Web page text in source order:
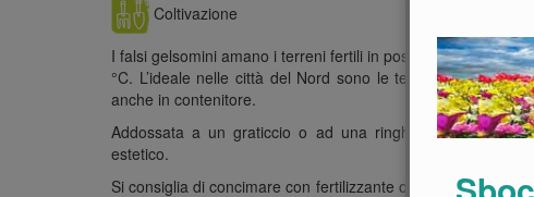
Coltivazione
I falsi gelsomini amano i terreni fertili in posizioni riparate, a
°C. L’ideale nelle città del Nord sono le terrazze calde e
anche in contenitore.
Addossata a un graticcio o ad una ringhiera, può
estetico.
Si consiglia di concimare con fertilizzante organico a lenta